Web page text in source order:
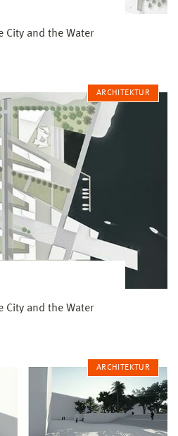
City and the Water
ARCHITEKTUR
City and the Water
ARCHITEKTUR